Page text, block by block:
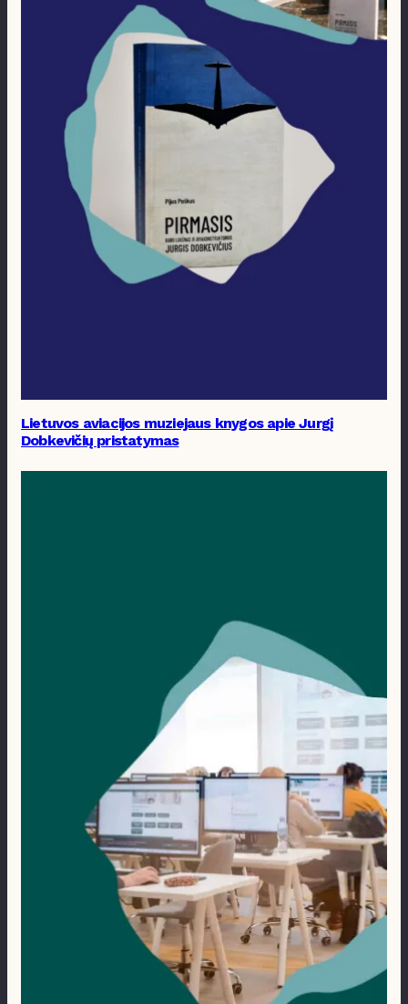
Lietuvos aviacijos muziejaus knygos apie Jurgį
Dobkevičių pristatymas